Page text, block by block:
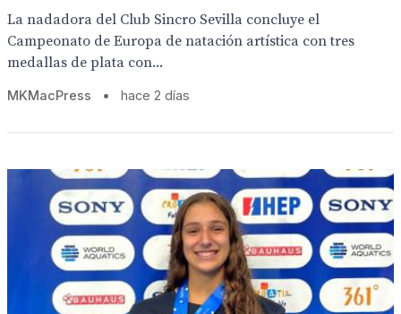
La nadadora del Club Sincro Sevilla concluye el
Campeonato de Europa de natación artística con tres
medallas de plata con...
MKMacPress • hace 2 días